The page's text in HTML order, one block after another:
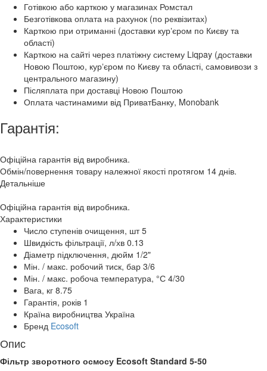
Готівкою або карткою у магазинах Ромстал
Безготівкова оплата на рахунок (по реквізитах)
Карткою при отриманні (доставки курʼєром по Києву та
області)
Карткою на сайті через платіжну систему Liqpay (доставки
Новою Поштою, курʼєром по Києву та області, самовивози з
центрального магазину)
Післяплата при доставці Новою Поштою
Оплата частинамими від ПриватБанку, Monobank
Гарантія:
Офіційна гарантія від виробника.
Обмін/повернення товару належної якості протягом 14 днів.
Детальніше
Офіційна гарантія від виробника.
Характеристики
Число ступенів очищення, шт 5
Швидкість фільтрації, л/хв 0.13
Діаметр підключення, дюйм 1/2"
Мін. / макс. робочий тиск, бар 3/6
Мін. / макс. робоча температура, °С 4/30
Вага, кг 8.75
Гарантія, років 1
Країна виробництва Україна
Бренд Ecosoft
Опис
Фільтр зворотного осмосу Ecosoft Standard 5-50